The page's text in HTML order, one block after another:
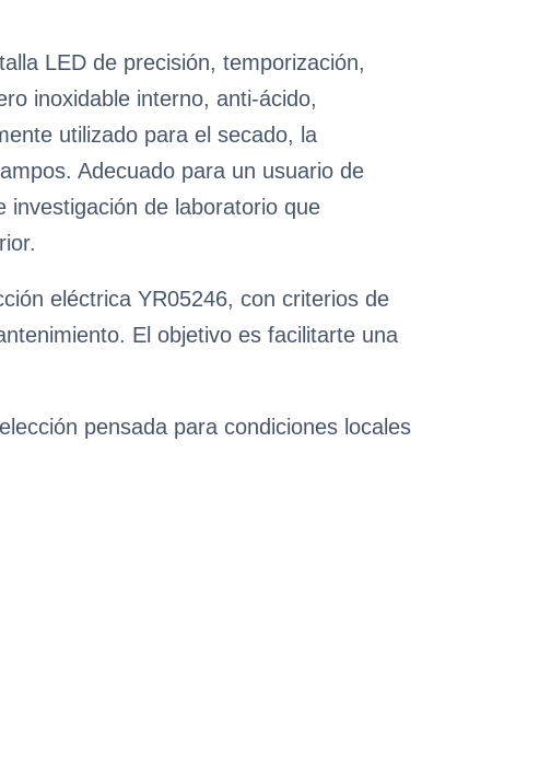
LED de precisión, temporización,
inoxidable interno, anti-ácido,
utilizado para el secado, la
Adecuado para un usuario de
de laboratorio que
eléctrica YR05246, con criterios de
El objetivo es facilitarte una
pensada para condiciones locales